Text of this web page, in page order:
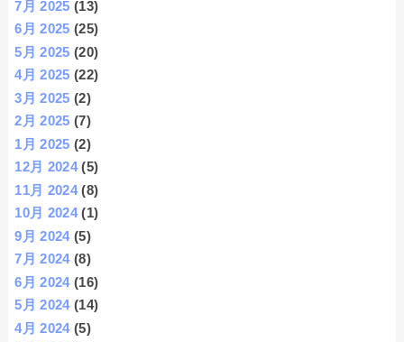
7月 2025 (13)
6月 2025 (25)
5月 2025 (20)
4月 2025 (22)
3月 2025 (2)
2月 2025 (7)
1月 2025 (2)
12月 2024(5)
11月 2024(8)
10月 2024(1)
9月 2024(5)
7月 2024(8)
6月 2024(16)
5月 2024(14)
4月 2024(5)